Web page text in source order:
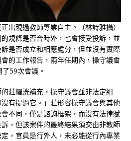
出現過教師專業自主。（林詩雅攝）
規條是否合時外，也會接受投訴，並
是否成立和相應處分，但並沒有實際
的工作報告，兩年任期內，操守議會
59次會議。
莊耀洸補充，操守議會並非法定組
有提過它。」莊形容操守議會與其他
不同，僅是諮詢框架，而沒有法律賦
，但該案件的最終結果須交由非教師
，官員是行外人，未必能從行內專業